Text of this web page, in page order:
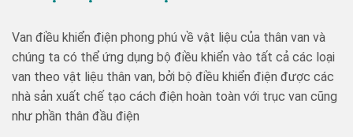
Van điều khiển điện phong phú về vật liệu của thân van và
chúng ta có thể ứng dụng bộ điều khiển vào tất cả các loại
van theo vật liệu thân van, bởi bộ điều khiển điện được các
nhà sản xuất chế tạo cách điện hoàn toàn với trục van cũng
như phần thân đầu điện